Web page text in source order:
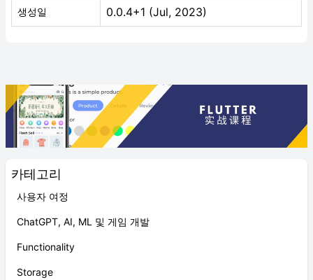
카테고리
사용자 여정
ChatGPT, AI, ML 및 게임 개발
Functionality
Storage
생성일 0.0.4+1 (Jul, 2023)